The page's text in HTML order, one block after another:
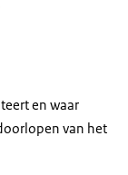
en waar
van het